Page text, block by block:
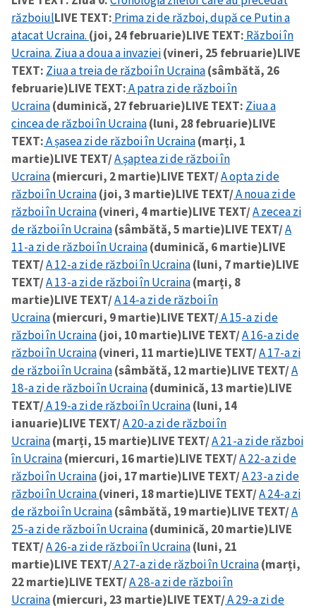
războiulLIVE TEXT: Prima zi de război, după ce Putin a
atacat Ucraina. (joi, 24 februarie)LIVE TEXT: Război în
Ucraina. Ziua a doua a invaziei(vineri, 25 februarie)LIVE
TEXT: Ziua a treia de război în Ucraina(sâmbătă, 26
februarie)LIVE TEXT:A patra zi de război în
Ucraina(duminică, 27 februarie)LIVE TEXT: Ziua a
cincea de război în Ucraina(luni, 28 februarie)LIVE
TEXT:A șasea zi de război în Ucraina(marți, 1
martie)LIVE TEXT/A șaptea zi de război în
Ucraina(miercuri, 2 martie)LIVE TEXT/A opta zi de
război în Ucraina(joi, 3 martie)LIVE TEXT/A noua zi de
război în Ucraina(vineri, 4 martie)LIVE TEXT/A zecea zi
de război în Ucraina(sâmbătă, 5 martie)LIVE TEXT/A
11-a zi de război în Ucraina(duminică, 6 martie)LIVE
TEXT/A 12-a zi de război în Ucraina(luni, 7 martie)LIVE
TEXT/A 13-a zi de război în Ucraina(marți, 8
martie)LIVE TEXT/A 14-a zi de război în
Ucraina(miercuri, 9 martie)LIVE TEXT/A 15-a zi de
război în Ucraina(joi, 10 martie)LIVE TEXT/A 16-a zi de
război în Ucraina(vineri, 11 martie)LIVE TEXT/A 17-a zi
de război în Ucraina(sâmbătă, 12 martie)LIVE TEXT/A
18-a zi de război în Ucraina(duminică, 13 martie)LIVE
TEXT/A 19-a zi de război în Ucraina(luni, 14
ianuarie)LIVE TEXT/A 20-a zi de război în
Ucraina(marți, 15 martie)LIVE TEXT/A 21-a zi de război
în Ucraina(miercuri, 16 martie)LIVE TEXT/A 22-a zi de
război în Ucraina(joi, 17 martie)LIVE TEXT/A 23-a zi de
război în Ucraina(vineri, 18 martie)LIVE TEXT/A 24-a zi
de război în Ucraina(sâmbătă, 19 martie)LIVE TEXT/A
25-a zi de război în Ucraina(duminică, 20 martie)LIVE
TEXT/A 26-a zi de război în Ucraina(luni, 21
martie)LIVE TEXT/A 27-a zi de război în Ucraina(marți,
22 martie)LIVE TEXT/A 28-a zi de război în
Ucraina(miercuri, 23 martie)LIVE TEXT/A 29-a zi de